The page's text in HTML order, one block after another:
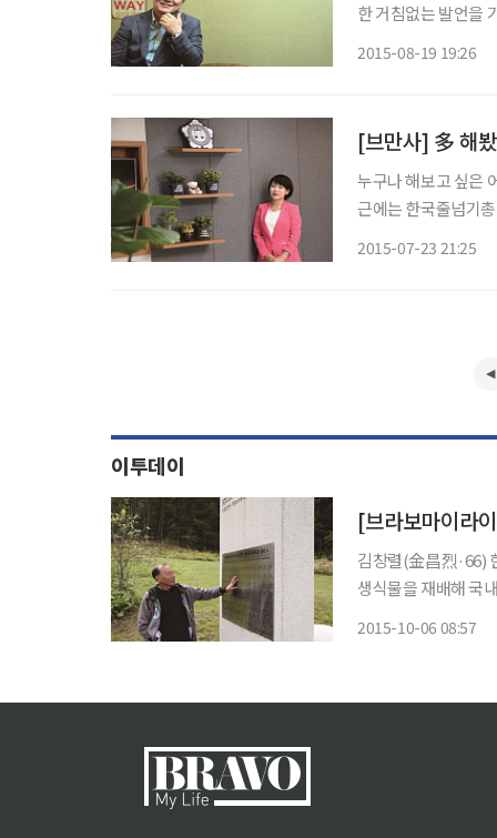
한 거침없는 발언을
2015-08-19 19:26
[브만사] 多 해
누구나 해보고 싶은
근에는 한국줄넘기
2015-07-23 21:25
이투데이
[브라보마이라
김창렬(金昌烈·66)
생식물을 재배해 국
2015-10-06 08:57